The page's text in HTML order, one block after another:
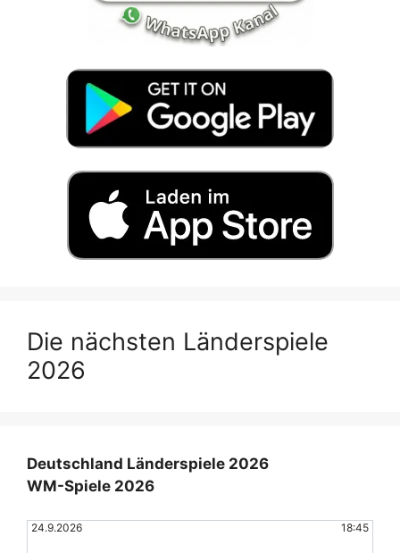
Die nächsten Länderspiele
2026
Deutschland Länderspiele 2026
WM-Spiele 2026
24.9.2026 18:45